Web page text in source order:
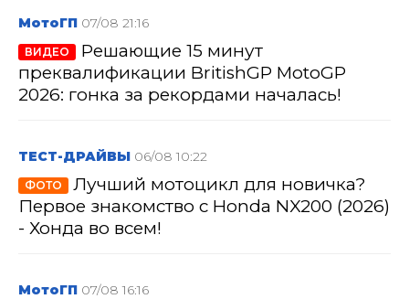
МотоГП 07/08 21:16
ВИДЕО
Решающие 15 минут
преквалификации BritishGP MotoGP
2026: гонка за рекордами началась!
ТЕСТ-ДРАЙВЫ 06/08 10:22
ФОТО
Лучший мотоцикл для новичка?
Первое знакомство с Honda NX200 (2026)
- Хонда во всем!
МотоГП 07/08 16:16